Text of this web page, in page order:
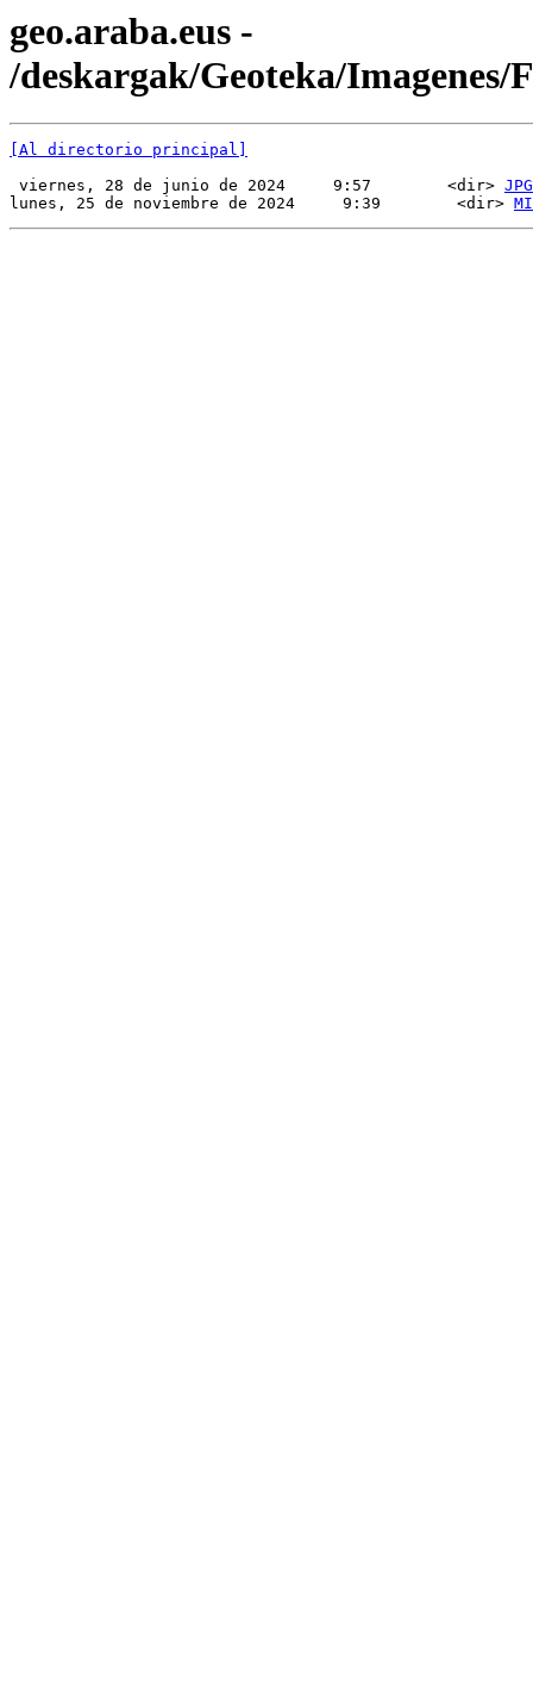
geo.araba.eus -
/deskargak/Geoteka/Imagenes/
[Al directorio principal]
viernes, 28 de junio de 2024     9:57        <dir> JPG
lunes, 25 de noviembre de 2024     9:39        <dir>